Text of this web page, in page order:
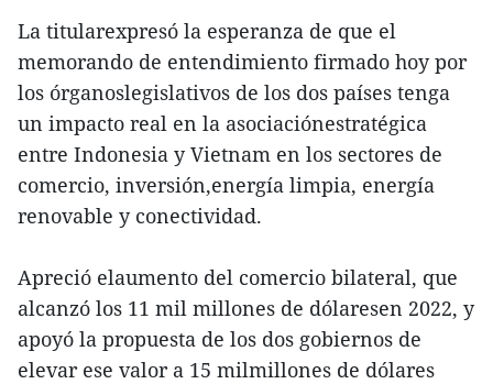
La titularexpresó la esperanza de que el
memorando de entendimiento firmado hoy por
los órganoslegislativos de los dos países tenga
un impacto real en la asociaciónestratégica
entre Indonesia y Vietnam en los sectores de
comercio, inversión,energía limpia, energía
renovable y conectividad.
Apreció elaumento del comercio bilateral, que
alcanzó los 11 mil millones de dólaresen 2022, y
apoyó la propuesta de los dos gobiernos de
elevar ese valor a 15 milmillones de dólares